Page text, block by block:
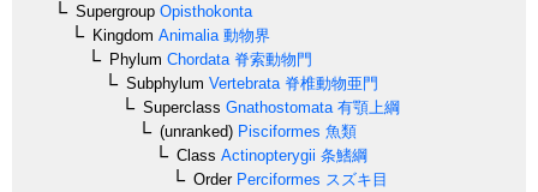
Supergroup Opisthokonta
Kingdom Animalia 動物界
Phylum Chordata 脊索動物門
Subphylum Vertebrata 脊椎動物亜門
Superclass Gnathostomata 有顎上綱
(unranked) Pisciformes 魚類
Class Actinopterygii 条鰭綱
OrderPerciformes スズキ目